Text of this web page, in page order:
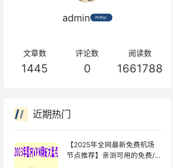
admin PHPer
文章数
1445
评论数
0
阅读数
1661788
近期热门
【2025年全网最新免费机场
节点推荐】亲测可用的免费/